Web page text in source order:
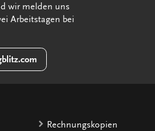
wir melden uns
Arbeitstagen bei
Rechnungskopien